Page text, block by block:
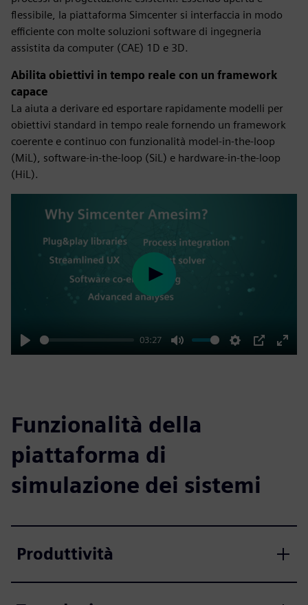
flessibile, la piattaforma Simcenter si interfaccia in modo
efficiente con molte soluzioni software di ingegneria
assistita da computer (CAE) 1D e 3D.
Abilita obiettivi in tempo reale con un framework
capace
La aiuta a derivare ed esportare rapidamente modelli per
obiettivi standard in tempo reale fornendo un framework
coerente e continuo con funzionalità model-in-the-loop
(MiL), software-in-the-loop (SiL) e hardware-in-the-loop
(HiL).
Play
03:27
Mute Settings
PIP
Enter
Play
Funzionalità della
piattaforma di
simulazione dei sistemi
Produttività